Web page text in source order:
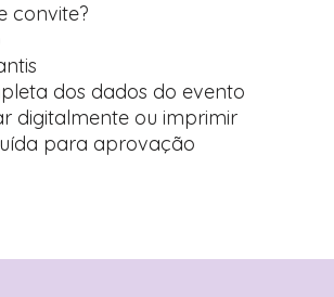
convite?
dos dados do evento
digitalmente ou imprimir
para aprovação